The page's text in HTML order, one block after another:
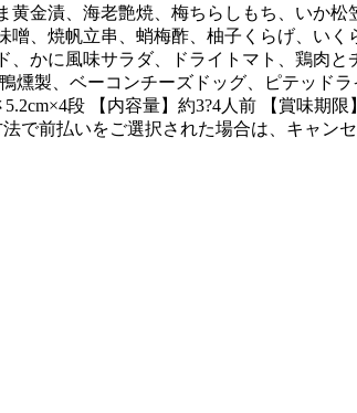
金漬、海老艶焼、梅ちらしもち、いか
、焼帆立串、蛸梅酢、柚子くらげ、い
かに風味サラダ、ドライトマト、鶏肉と
製、ベーコンチーズドッグ、ピテッド
段 【内容量】約3?4人前 【賞味期限
前払いをご選択された場合は、キャンセ